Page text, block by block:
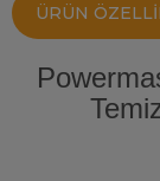
ÜRÜN